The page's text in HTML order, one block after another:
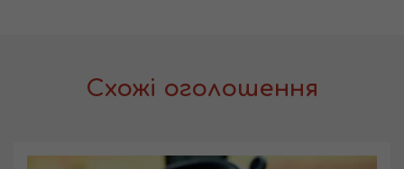
Схожі оголошення